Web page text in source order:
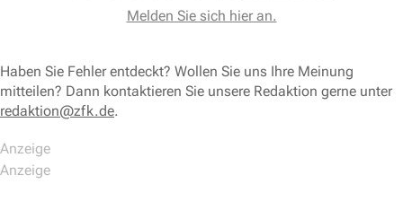
Melden Sie sich hier an.
Haben Sie Fehler entdeckt? Wollen Sie uns Ihre Meinung
mitteilen? Dann kontaktieren Sie unsere Redaktion gerne unter
redaktion@zfk.de.